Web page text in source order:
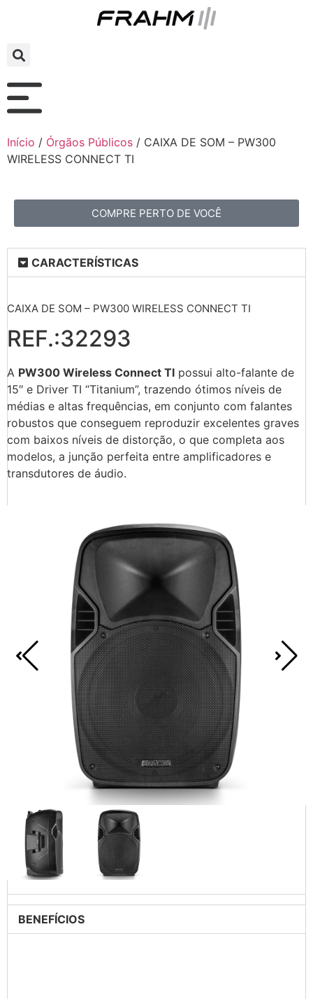
Início / Órgãos Públicos / CAIXA DE SOM – PW300
WIRELESS CONNECT TI
COMPRE PERTO DE VOCÊ
CARACTERÍSTICAS
CAIXA DE SOM – PW300 WIRELESS CONNECT TI
REF.:32293
A PW300 Wireless Connect TI possui alto-falante de
15″ e Driver TI “Titanium”, trazendo ótimos níveis de
médias e altas frequências, em conjunto com falantes
robustos que conseguem reproduzir excelentes graves
com baixos níveis de distorção, o que completa aos
modelos, a junção perfeita entre amplificadores e
transdutores de áudio.
BENEFÍCIOS